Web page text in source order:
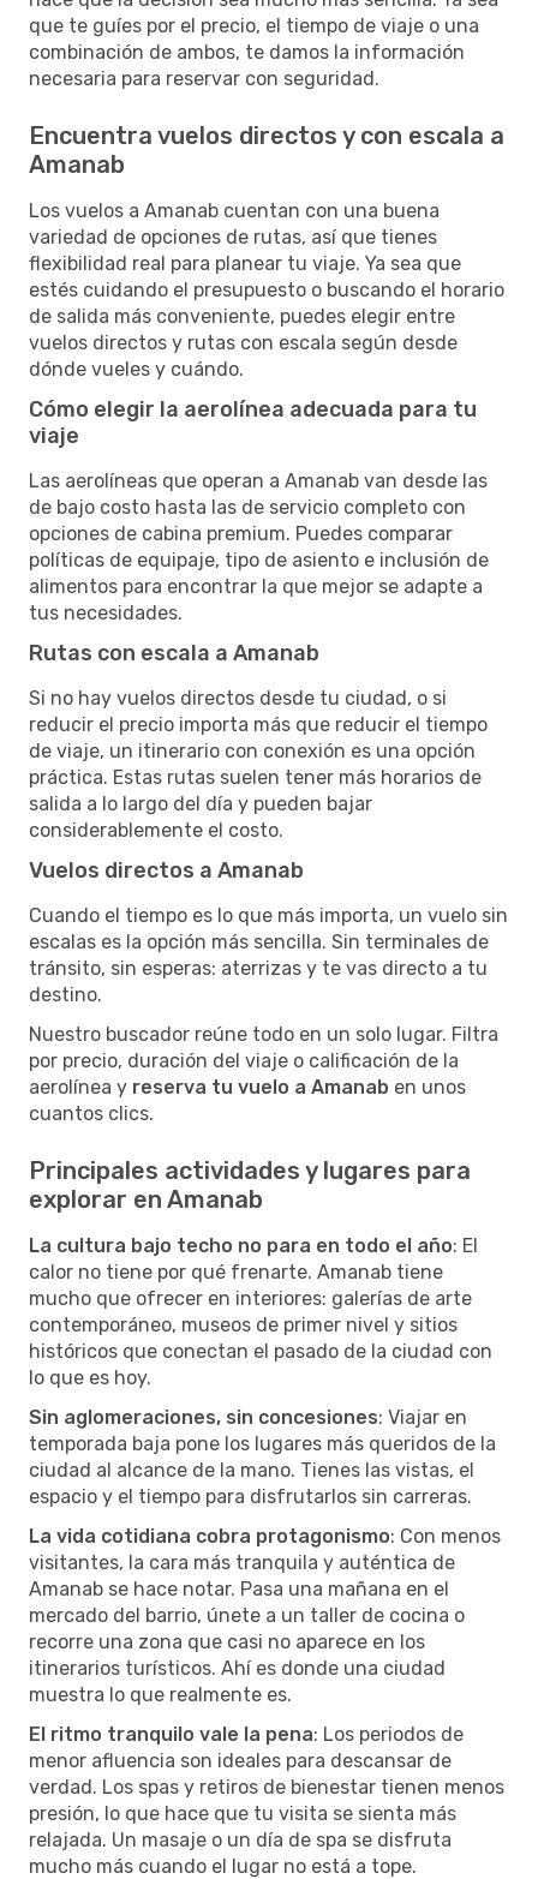
que te guíes por el precio, el tiempo de viaje o una
combinación de ambos, te damos la información
necesaria para reservar con seguridad.
Encuentra vuelos directos y con escala a
Amanab
Los vuelos a Amanab cuentan con una buena
variedad de opciones de rutas, así que tienes
flexibilidad real para planear tu viaje. Ya sea que
estés cuidando el presupuesto o buscando el horario
de salida más conveniente, puedes elegir entre
vuelos directos y rutas con escala según desde
dónde vueles y cuándo.
Cómo elegir la aerolínea adecuada para tu
viaje
Las aerolíneas que operan a Amanab van desde las
de bajo costo hasta las de servicio completo con
opciones de cabina premium. Puedes comparar
políticas de equipaje, tipo de asiento e inclusión de
alimentos para encontrar la que mejor se adapte a
tus necesidades.
Rutas con escala a Amanab
Si no hay vuelos directos desde tu ciudad, o si
reducir el precio importa más que reducir el tiempo
de viaje, un itinerario con conexión es una opción
práctica. Estas rutas suelen tener más horarios de
salida a lo largo del día y pueden bajar
considerablemente el costo.
Vuelos directos a Amanab
Cuando el tiempo es lo que más importa, un vuelo sin
escalas es la opción más sencilla. Sin terminales de
tránsito, sin esperas: aterrizas y te vas directo a tu
destino.
Nuestro buscador reúne todo en un solo lugar. Filtra
por precio, duración del viaje o calificación de la
aerolínea y reserva tu vuelo a Amanab en unos
cuantos clics.
Principales actividades y lugares para
explorar en Amanab
La cultura bajo techo no para en todo el año: El
calor no tiene por qué frenarte. Amanab tiene
mucho que ofrecer en interiores: galerías de arte
contemporáneo, museos de primer nivel y sitios
históricos que conectan el pasado de la ciudad con
lo que es hoy.
Sin aglomeraciones, sin concesiones: Viajar en
temporada baja pone los lugares más queridos de la
ciudad al alcance de la mano. Tienes las vistas, el
espacio y el tiempo para disfrutarlos sin carreras.
La vida cotidiana cobra protagonismo: Con menos
visitantes, la cara más tranquila y auténtica de
Amanab se hace notar. Pasa una mañana en el
mercado del barrio, únete a un taller de cocina o
recorre una zona que casi no aparece en los
itinerarios turísticos. Ahí es donde una ciudad
muestra lo que realmente es.
El ritmo tranquilo vale la pena: Los periodos de
menor afluencia son ideales para descansar de
verdad. Los spas y retiros de bienestar tienen menos
presión, lo que hace que tu visita se sienta más
relajada. Un masaje o un día de spa se disfruta
mucho más cuando el lugar no está a tope.